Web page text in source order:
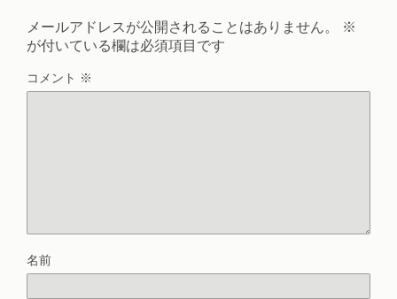
メールアドレスが公開されることはありません。
※
が付いている欄は必須項目です
コメント ※
名前